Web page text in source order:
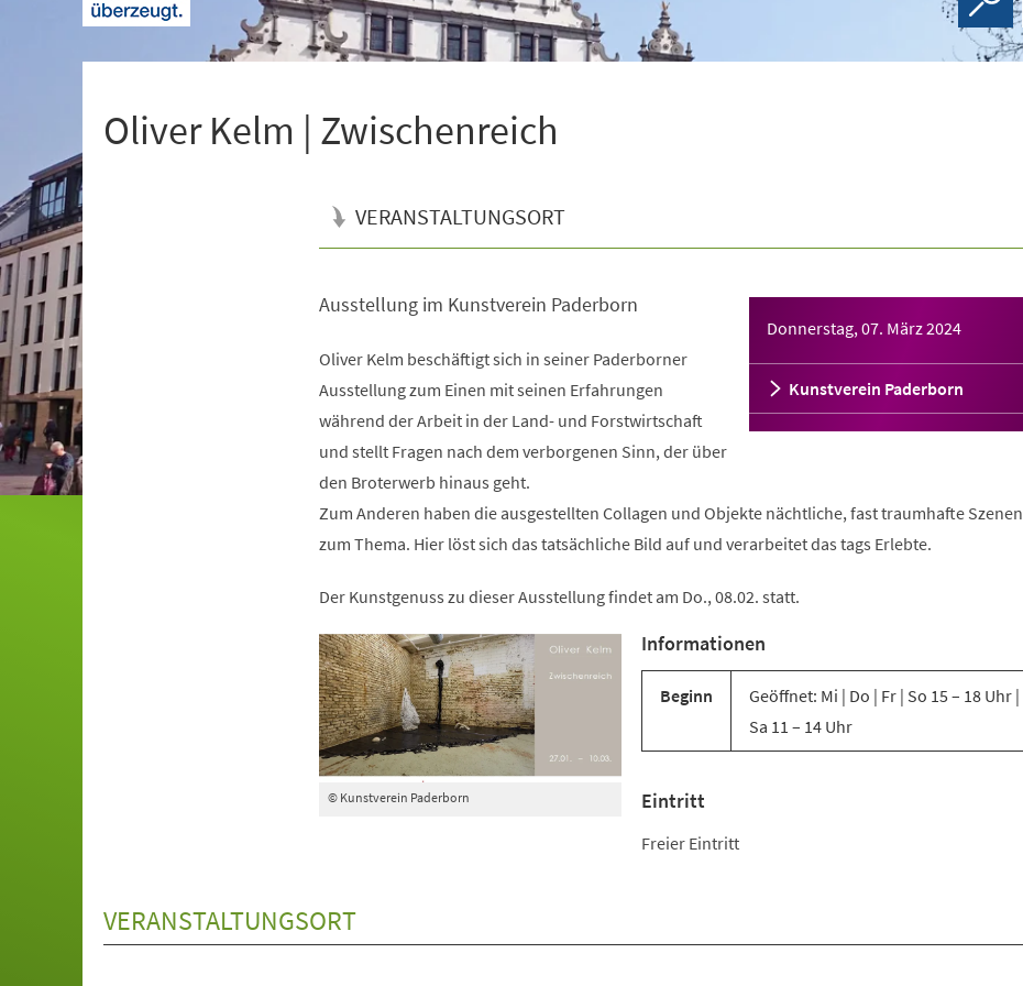
Oliver Kelm | Zwischenreich
VERANSTALTUNGSORT
Donnerstag, 07. März 2024
Kunstverein Paderborn
Ausstellung im Kunstverein Paderborn
Oliver Kelm beschäftigt sich in seiner Paderborner
Ausstellung zum Einen mit seinen Erfahrungen
während der Arbeit in der Land- und Forstwirtschaft
und stellt Fragen nach dem verborgenen Sinn, der über
den Broterwerb hinaus geht.
Zum Anderen haben die ausgestellten Collagen und Objekte nächtliche, fast traumhafte Szenen
zum Thema. Hier löst sich das tatsächliche Bild auf und verarbeitet das tags Erlebte.
Der Kunstgenuss zu dieser Ausstellung findet am Do., 08.02. statt.
© Kunstverein Paderborn
Informationen
Beginn
Geöffnet: Mi | Do | Fr | So 15 – 18 Uhr |
Sa 11 – 14 Uhr
Eintritt
Freier Eintritt
VERANSTALTUNGSORT